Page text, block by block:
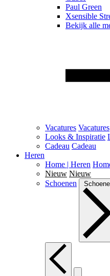
Paul Green
Xsensible
Bekijk alle
Vacatures Vacatures
Looks & Inspiratie
Cadeau Cadeau
Heren
Home | Heren
Nieuw Nieuw
Schoenen